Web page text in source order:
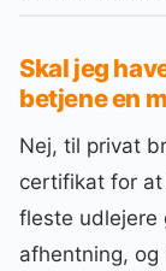
Skal jeg
betjene en
Nej, til privat
certifikat for at
fleste udlejere
afhentning,